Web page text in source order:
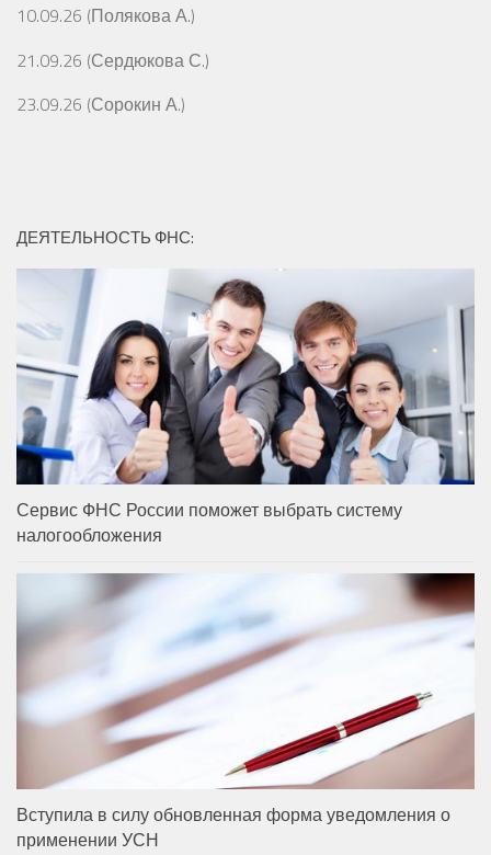
10.09.26 (Полякова А.)
21.09.26 (Сердюкова С.)
23.09.26 (Сорокин А.)
ДЕЯТЕЛЬНОСТЬ ФНС:
Сервис ФНС России поможет выбрать систему
налогообложения
Вступила в силу обновленная форма уведомления о
применении УСН